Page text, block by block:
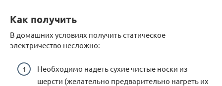
Как получить
В домашних условиях получить статическое
электричество несложно:
Необходимо надеть сухие чистые носки из
шерсти (желательно предварительно нагреть их